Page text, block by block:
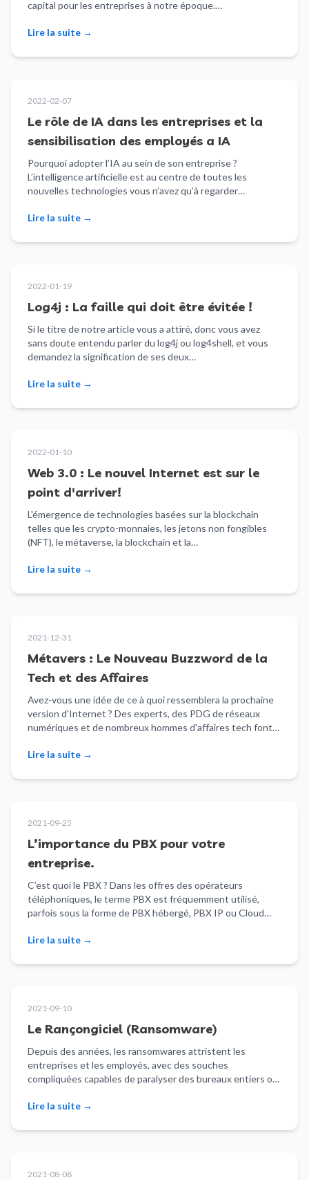
capital pour les entreprises à notre époque.…
Lire la suite →
2022-02-07
Le rôle de IA dans les entreprises et la
sensibilisation des employés a IA
Pourquoi adopter l’IA au sein de son entreprise ?
L’intelligence artificielle est au centre de toutes les
nouvelles technologies vous n’avez qu’à regarder…
Lire la suite →
2022-01-19
Log4j : La faille qui doit être évitée !
Si le titre de notre article vous a attiré, donc vous avez
sans doute entendu parler du log4j ou log4shell, et vous
demandez la signification de ses deux…
Lire la suite →
2022-01-10
Web 3.0 : Le nouvel Internet est sur le
point d'arriver!
L'émergence de technologies basées sur la blockchain
telles que les crypto-monnaies, les jetons non fongibles
(NFT), le métaverse, la blockchain et la…
Lire la suite →
2021-12-31
Métavers : Le Nouveau Buzzword de la
Tech et des Affaires
Avez-vous une idée de ce à quoi ressemblera la prochaine
version d'Internet ? Des experts, des PDG de réseaux
numériques et de nombreux hommes d'affaires tech font
grande révolution ».
Lire la suite →
2021-09-25
L’importance du PBX pour votre
entreprise.
C’est quoi le PBX ? Dans les offres des opérateurs
téléphoniques, le terme PBX est fréquemment utilisé,
parfois sous la forme de PBX hébergé, PBX IP ou Cloud…
Lire la suite →
2021-09-10
Le Rançongiciel (Ransomware)
Depuis des années, les ransomwares attristent les
entreprises et les employés, avec des souches
compliquées capables de paralyser des bureaux entiers ou
Lire la suite →
2021-08-08